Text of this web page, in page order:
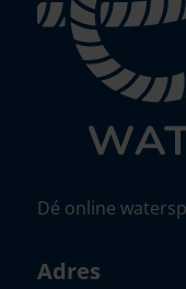
Dé online
Adres